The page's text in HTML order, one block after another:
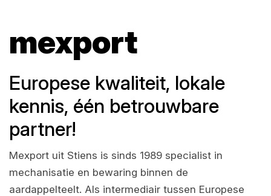
mexport
Europese kwaliteit, lokale
kennis, één betrouwbare
partner!
Mexport uit Stiens is sinds 1989 specialist in
mechanisatie en bewaring binnen de
aardappelteelt. Als intermediair tussen Europese